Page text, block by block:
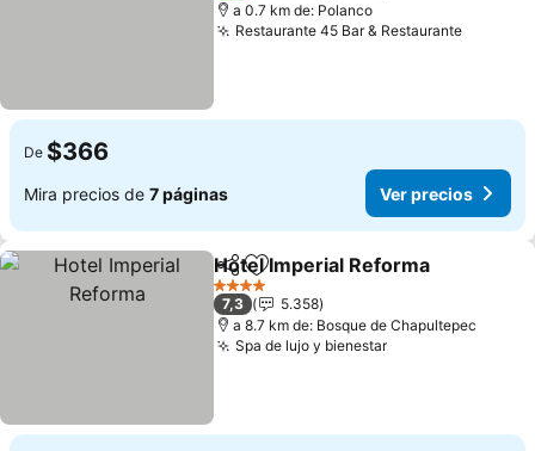
a 0.7 km de: Polanco
Restaurante 45 Bar & Restaurante
De $366
Mira precios de 7 páginas Ver precios
CompartirAgregar a favoritos
Hotel Imperial Reforma
4 Estrellas
7,3
5.358
a 8.7 km de: Bosque de Chapultepec
Spa de lujo y bienestar